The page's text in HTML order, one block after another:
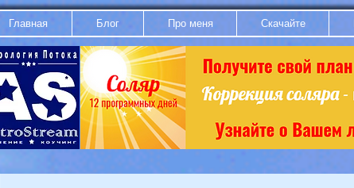
Главная Блог Про меня Скачайте